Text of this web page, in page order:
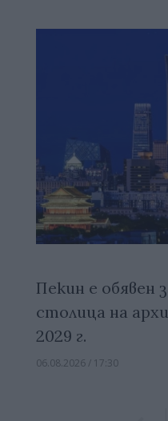
Пекин е обявен
столица на
2029 г.
06.08.2026 / 17:30